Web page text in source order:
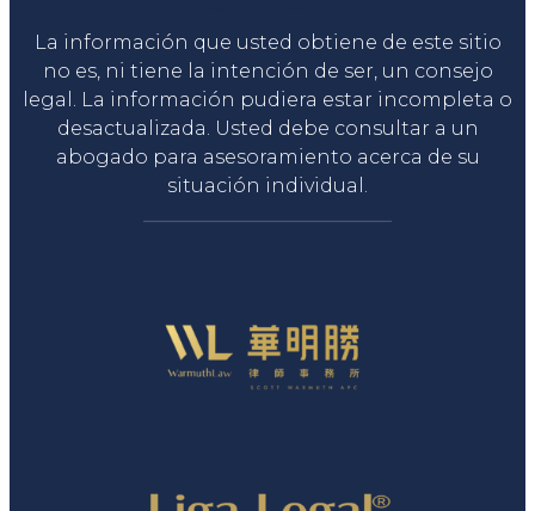
La información que usted obtiene de este sitio
no es, ni tiene la intención de ser, un consejo
legal. La información pudiera estar incompleta o
desactualizada. Usted debe consultar a un
abogado para asesoramiento acerca de su
situación individual.